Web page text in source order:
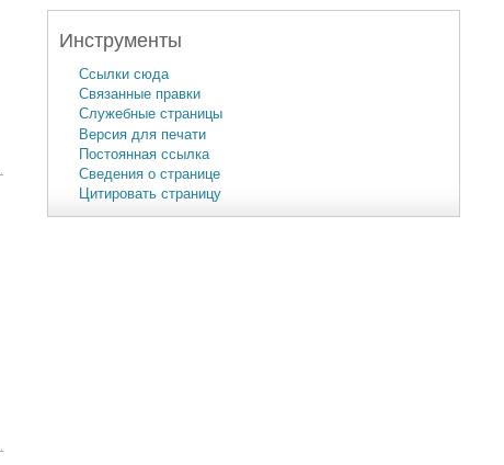
Инструменты
Ссылки сюда
Связанные правки
Служебные страницы
Версия для печати
Постоянная ссылка
Сведения о странице
Цитировать страницу